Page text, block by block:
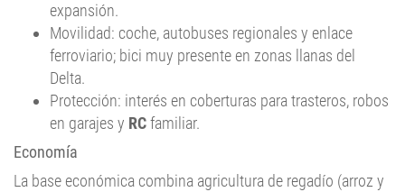
expansión.
Movilidad: coche, autobuses regionales y enlace
ferroviario; bici muy presente en zonas llanas del
Delta.
Protección: interés en coberturas para trasteros, robos
en garajes y RCfamiliar.
Economía
La base económica combina agricultura de regadío (arroz y